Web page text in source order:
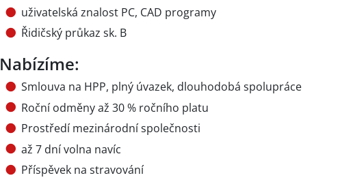
uživatelská znalost PC, CAD programy
Řidičský průkaz sk. B
Nabízíme:
Smlouva na HPP, plný úvazek, dlouhodobá spolupráce
Roční odměny až 30 % ročního platu
Prostředí mezinárodní společnosti
až 7 dní volna navíc
Příspěvek na stravování